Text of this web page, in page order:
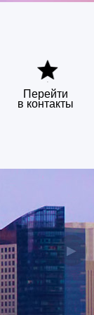
Перейти
в контакты
▶